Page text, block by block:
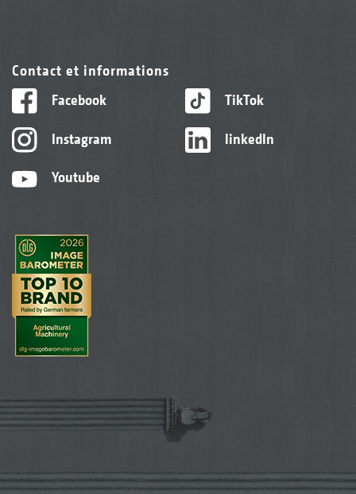
Contact et informations
Facebook
Instagram
Youtube
TikTok
linkedIn